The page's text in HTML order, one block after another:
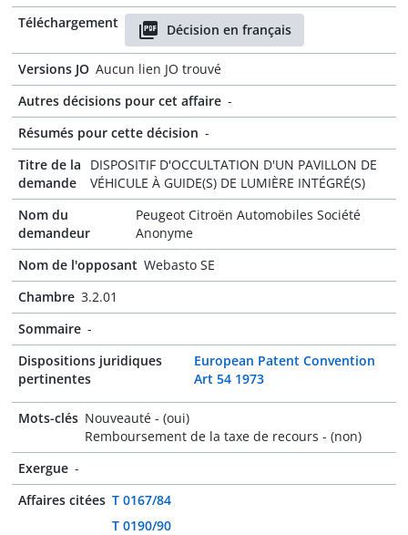
Téléchargement
Décision en français
Versions JO Aucun lien JO trouvé
Autres décisions pour cet affaire -
Résumés pour cette décision -
Titre de la
demande
DISPOSITIF D'OCCULTATION D'UN PAVILLON DE
VÉHICULE À GUIDE(S) DE LUMIÈRE INTÉGRÉ(S)
Nom du
demandeur
Peugeot Citroën Automobiles Société
Anonyme
Nom de l'opposant Webasto SE
Chambre 3.2.01
Sommaire -
Dispositions juridiques
pertinentes
European Patent Convention
Art 54 1973
Mots-clés Nouveauté - (oui)
Remboursement de la taxe de recours - (non)
Exergue -
Affaires citées T 0167/84
T 0190/90